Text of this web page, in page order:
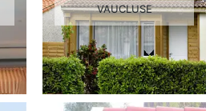
VAUCLUSE